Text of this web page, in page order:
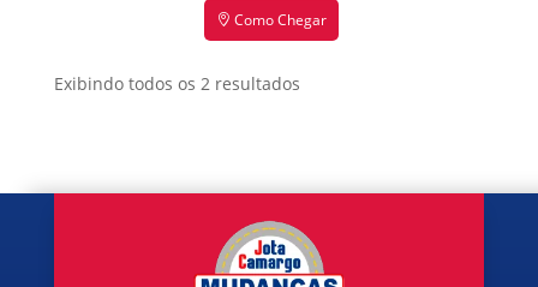
Como Chegar
Exibindo todos os 2 resultados